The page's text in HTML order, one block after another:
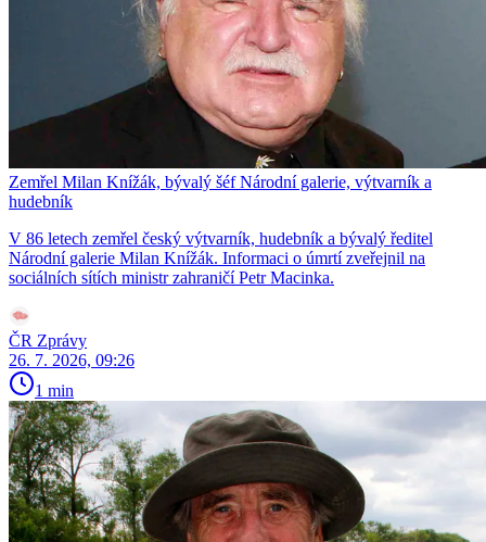
Zemřel Milan Knížák, bývalý šéf Národní galerie, výtvarník a
hudebník
V 86 letech zemřel český výtvarník, hudebník a bývalý ředitel
Národní galerie Milan Knížák. Informaci o úmrtí zveřejnil na
sociálních sítích ministr zahraničí Petr Macinka.
ČR Zprávy
26. 7. 2026, 09:26
1 min